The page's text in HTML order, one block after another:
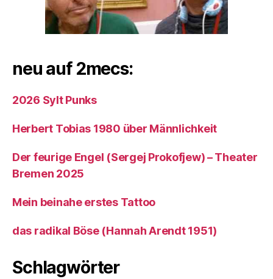
neu auf 2mecs:
2026 Sylt Punks
Herbert Tobias 1980 über Männlichkeit
Der feurige Engel (Sergej Prokofjew) – Theater
Bremen 2025
Mein beinahe erstes Tattoo
das radikal Böse (Hannah Arendt 1951)
Schlagwörter